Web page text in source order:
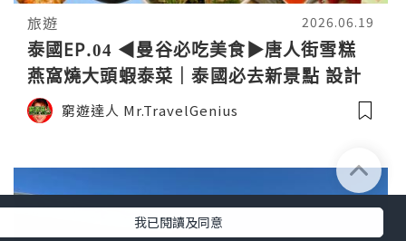
旅遊 2026.06.19
泰國EP.04 ◀︎曼谷必吃美食▶︎唐人街雪糕
燕窩燒大頭蝦泰菜｜泰國必去新景點 設計
藝術中心｜夜市爆辣火山排骨｜隨心旅行
VLOG｜窮遊達人4K中字
窮遊達人 Mr.TravelGenius
我已閱讀及同意